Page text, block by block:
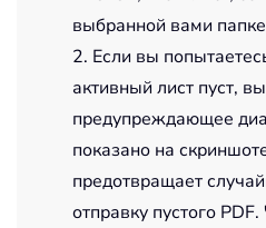
'Create
Set
Set
.To = ""
.CC = ""
.
выбранной вами
2. Если вы
активный лист пуст,
предупреждающее
показано на
предотвращает
отправку пустого